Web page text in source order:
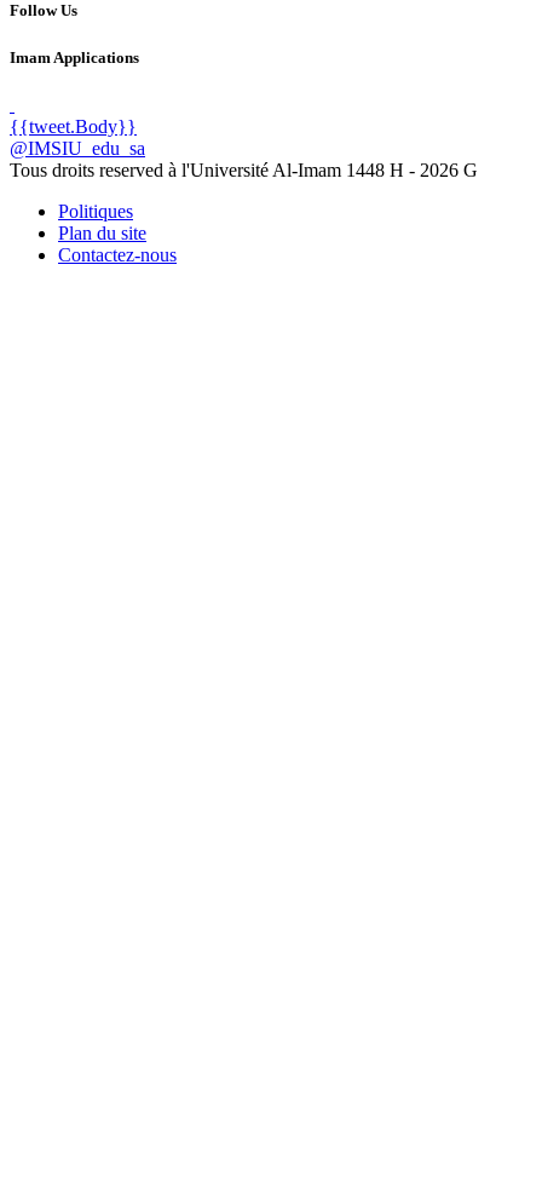
Follow Us
Imam Applications
{{tweet.Body}}
@IMSIU_edu_sa
Tous droits reserved à l'Université Al-Imam 1448 H - 2026 G
Politiques
Plan du site
Contactez-nous